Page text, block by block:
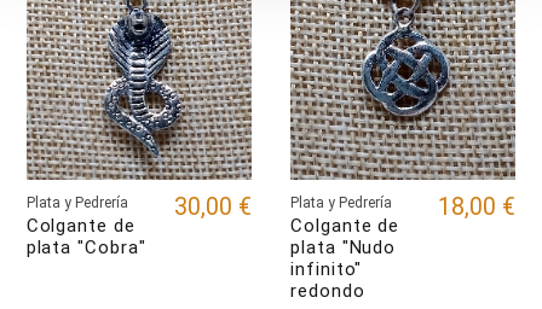
Plata y Pedrería
Colgante de
plata "Cobra"
30,00 € Plata y Pedrería
Colgante de
plata "Nudo
infinito"
redondo
18,00 €